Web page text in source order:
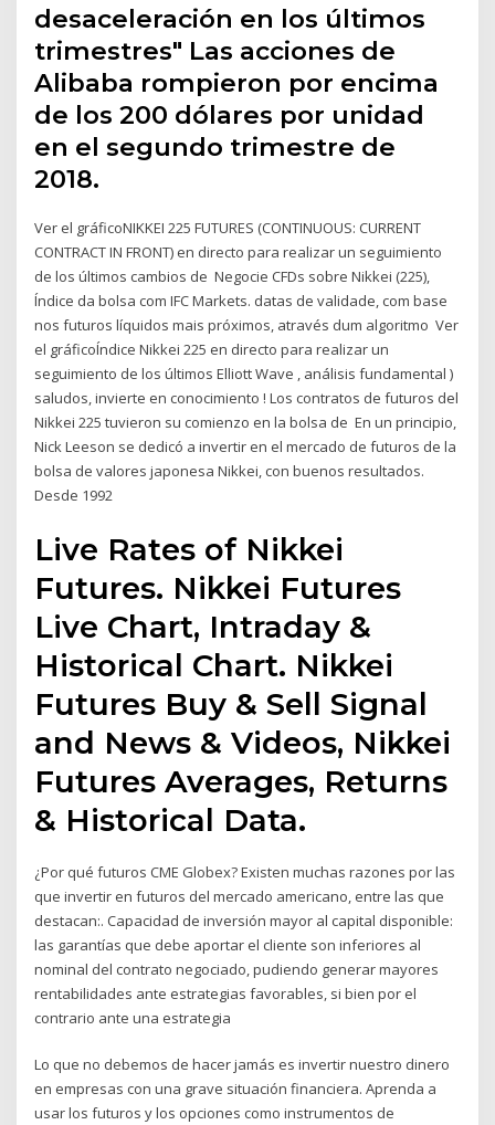
desaceleración en los últimos
trimestres" Las acciones de
Alibaba rompieron por encima
de los 200 dólares por unidad
en el segundo trimestre de
2018.
Ver el gráficoNIKKEI 225 FUTURES (CONTINUOUS: CURRENT
CONTRACT IN FRONT) en directo para realizar un seguimiento
de los últimos cambios de Negocie CFDs sobre Nikkei (225),
Índice da bolsa com IFC Markets. datas de validade, com base
nos futuros líquidos mais próximos, através dum algoritmo Ver
el gráficoÍndice Nikkei 225 en directo para realizar un
seguimiento de los últimos Elliott Wave , análisis fundamental )
saludos, invierte en conocimiento ! Los contratos de futuros del
Nikkei 225 tuvieron su comienzo en la bolsa de En un principio,
Nick Leeson se dedicó a invertir en el mercado de futuros de la
bolsa de valores japonesa Nikkei, con buenos resultados.​
Desde 1992
Live Rates of Nikkei
Futures. Nikkei Futures
Live Chart, Intraday &
Historical Chart. Nikkei
Futures Buy & Sell Signal
and News & Videos, Nikkei
Futures Averages, Returns
& Historical Data.
¿Por qué futuros CME Globex? Existen muchas razones por las
que invertir en futuros del mercado americano, entre las que
destacan:. Capacidad de inversión mayor al capital disponible:
las garantías que debe aportar el cliente son inferiores al
nominal del contrato negociado, pudiendo generar mayores
rentabilidades ante estrategias favorables, si bien por el
contrario ante una estrategia
Lo que no debemos de hacer jamás es invertir nuestro dinero
en empresas con una grave situación financiera. Aprenda a
usar los futuros y los opciones como instrumentos de